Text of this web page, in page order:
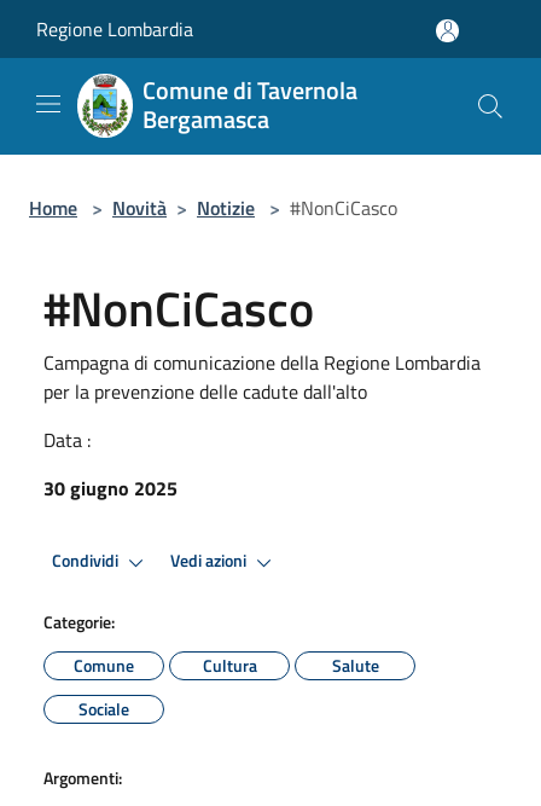
Regione Lombardia
Comune di Tavernola
Bergamasca
Home > Novità > Notizie > #NonCiCasco
#NonCiCasco
Campagna di comunicazione della Regione Lombardia
per la prevenzione delle cadute dall'alto
Data :
30 giugno 2025
Condividi Vedi azioni
Categorie:
Comune
Cultura
Salute
Sociale
Argomenti: